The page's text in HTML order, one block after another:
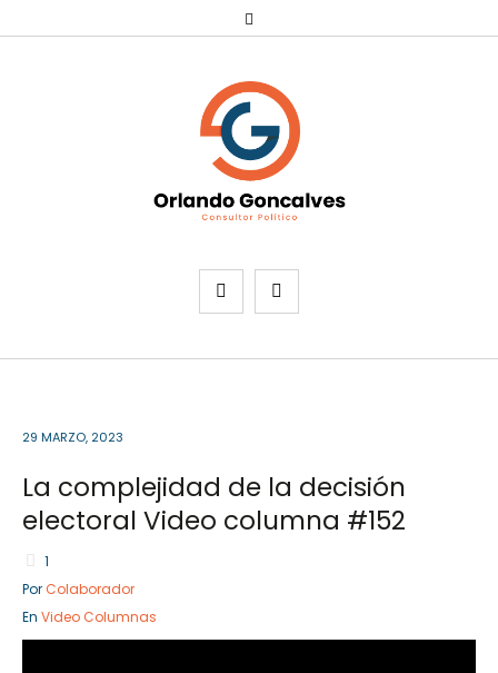
Sector Público
Servicios Servicios
29 MARZO, 2023
La complejidad de la decisión
electoral Video columna #152
1
Por Colaborador
En Video Columnas